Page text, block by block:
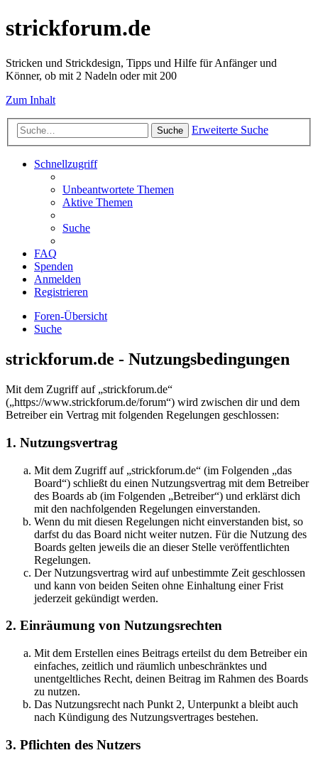
strickforum.de
Stricken und Strickdesign, Tipps und Hilfe für Anfänger und
Könner, ob mit 2 Nadeln oder mit 200
Zum Inhalt
Suche Erweiterte Suche
Schnellzugriff
Unbeantwortete Themen
Aktive Themen
Suche
FAQ
Spenden
Anmelden
Registrieren
Foren-Übersicht
Suche
strickforum.de - Nutzungsbedingungen
Mit dem Zugriff auf „strickforum.de“
(„https://www.strickforum.de/forum“) wird zwischen dir und dem
Betreiber ein Vertrag mit folgenden Regelungen geschlossen:
1. Nutzungsvertrag
Mit dem Zugriff auf „strickforum.de“ (im Folgenden „das
Board“) schließt du einen Nutzungsvertrag mit dem Betreiber
des Boards ab (im Folgenden „Betreiber“) und erklärst dich
mit den nachfolgenden Regelungen einverstanden.
Wenn du mit diesen Regelungen nicht einverstanden bist, so
darfst du das Board nicht weiter nutzen. Für die Nutzung des
Boards gelten jeweils die an dieser Stelle veröffentlichten
Regelungen.
Der Nutzungsvertrag wird auf unbestimmte Zeit geschlossen
und kann von beiden Seiten ohne Einhaltung einer Frist
jederzeit gekündigt werden.
2. Einräumung von Nutzungsrechten
Mit dem Erstellen eines Beitrags erteilst du dem Betreiber ein
einfaches, zeitlich und räumlich unbeschränktes und
unentgeltliches Recht, deinen Beitrag im Rahmen des Boards
zu nutzen.
Das Nutzungsrecht nach Punkt 2, Unterpunkt a bleibt auch
nach Kündigung des Nutzungsvertrages bestehen.
3. Pflichten des Nutzers